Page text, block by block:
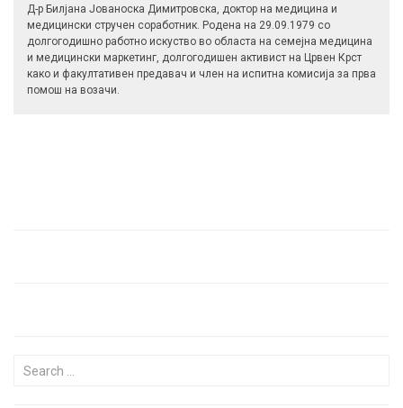
Д-р Билјана Јованоска Димитровска, доктор на медицина и
медицински стручен соработник. Родена на 29.09.1979 со
долгогодишно работно искуство во областа на семејна медицина
и медицински маркетинг, долгогодишен активист на Црвен Крст
како и факултативен предавач и член на испитна комисија за прва
помош на возачи.
Search for: